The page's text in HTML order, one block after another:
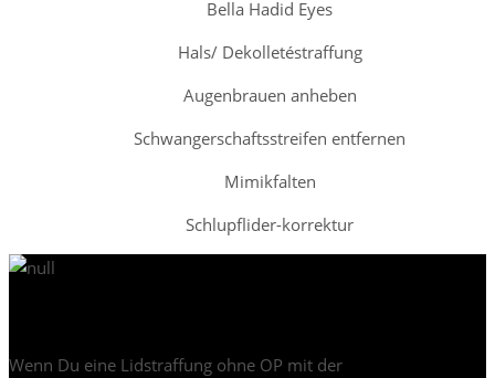
Bella Hadid Eyes
Hals/ Dekolletéstraffung
Augenbrauen anheben
Schwangerschaftsstreifen entfernen
Mimikfalten
Schlupflider-korrektur
Wenn Du eine Lidstraffung ohne OP mit der